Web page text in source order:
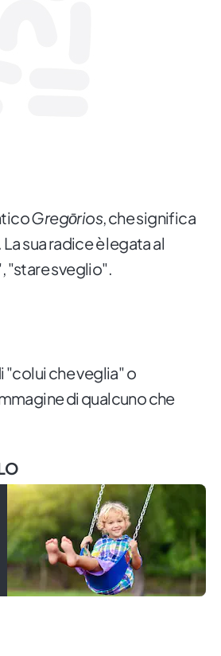
Gregōrios, che significa
sua radice è legata al
"stare sveglio".
"colui che veglia" o
di qualcuno che